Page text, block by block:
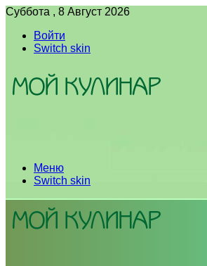
Суббота , 8 Август 2026
Войти
Switch skin
Меню
Switch skin